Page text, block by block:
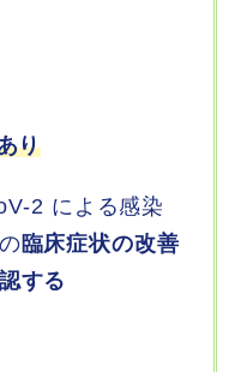
り
2 による感染
臨床症状の改善
する